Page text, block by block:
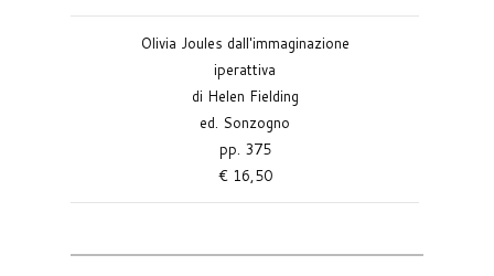
Olivia Joules dall'immaginazione
iperattiva
di Helen Fielding
ed. Sonzogno
pp. 375
€ 16,50